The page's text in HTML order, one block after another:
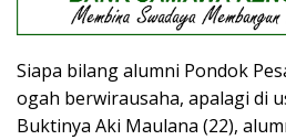
Siapa bilang alumni Pondok
ogah berwirausaha, apalagi di
Buktinya Aki Maulana (22),